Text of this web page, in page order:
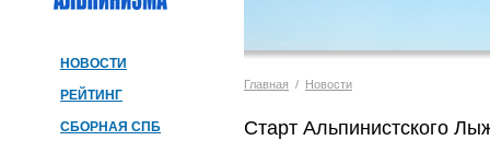
НОВОСТИ
РЕЙТИНГ
СБОРНАЯ СПБ
Главная / Новости
Старт Альпинистского